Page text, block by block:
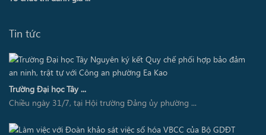
Tin tức
Trường Đại học Tây ...
Chiều ngày 31/7, tại Hội trường Đảng ủy phường ...